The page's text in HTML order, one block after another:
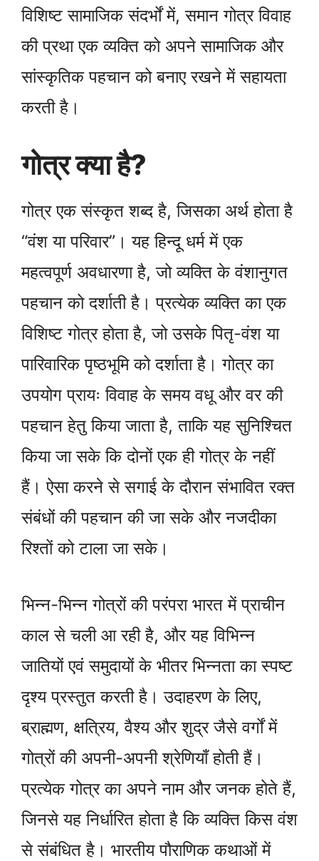
विशिष्ट सामाजिक संदर्भों में, समान गोत्र विवाह
की प्रथा एक व्यक्ति को अपने सामाजिक और
सांस्कृतिक पहचान को बनाए रखने में सहायता
करती है।
गोत्र क्या है?
गोत्र एक संस्कृत शब्द है, जिसका अर्थ होता है
“वंश या परिवार”। यह हिन्दू धर्म में एक
महत्वपूर्ण अवधारणा है, जो व्यक्ति के वंशानुगत
पहचान को दर्शाती है। प्रत्येक व्यक्ति का एक
विशिष्ट गोत्र होता है, जो उसके पितृ-वंश या
पारिवारिक पृष्ठभूमि को दर्शाता है। गोत्र का
उपयोग प्रायः विवाह के समय वधू और वर की
पहचान हेतु किया जाता है, ताकि यह सुनिश्चित
किया जा सके कि दोनों एक ही गोत्र के नहीं
हैं। ऐसा करने से सगाई के दौरान संभावित रक्त
संबंधों की पहचान की जा सके और नजदीका
रिश्तों को टाला जा सके।
भिन्न-भिन्न गोत्रों की परंपरा भारत में प्राचीन
काल से चली आ रही है, और यह विभिन्न
जातियों एवं समुदायों के भीतर भिन्नता का स्पष्ट
दृश्य प्रस्तुत करती है। उदाहरण के लिए,
ब्राह्मण, क्षत्रिय, वैश्य और शुद्र जैसे वर्गों में
गोत्रों की अपनी-अपनी श्रेणियाँ होती हैं।
प्रत्येक गोत्र का अपने नाम और जनक होते हैं,
जिनसे यह निर्धारित होता है कि व्यक्ति किस वंश
से संबंधित है। भारतीय पौराणिक कथाओं में